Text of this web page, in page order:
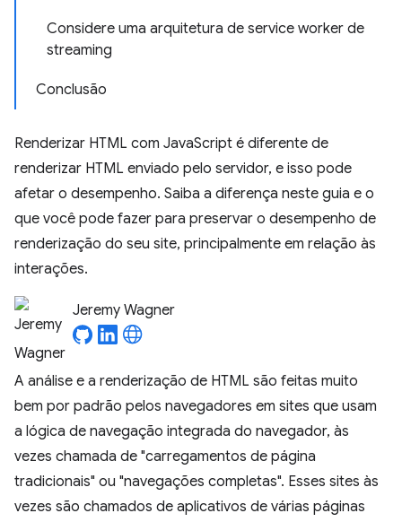
Considere uma arquitetura de service worker de
streaming
Conclusão
Renderizar HTML com JavaScript é diferente de
renderizar HTML enviado pelo servidor, e isso pode
afetar o desempenho. Saiba a diferença neste guia e o
que você pode fazer para preservar o desempenho de
renderização do seu site, principalmente em relação às
interações.
Jeremy Wagner
A análise e a renderização de HTML são feitas muito
bem por padrão pelos navegadores em sites que usam
a lógica de navegação integrada do navegador, às
vezes chamada de "carregamentos de página
tradicionais" ou "navegações completas". Esses sites às
vezes são chamados de aplicativos de várias páginas